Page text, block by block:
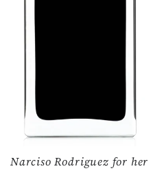
Narciso Rodriguez for her